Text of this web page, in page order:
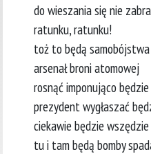
do wieszania się nie
ratunku, ratunku!
toż to będą
arsenał broni atomowej
rosnąć imponująco będzie
prezydent wygłaszać
ciekawie będzie wszędzie
tu i tam będą bomby